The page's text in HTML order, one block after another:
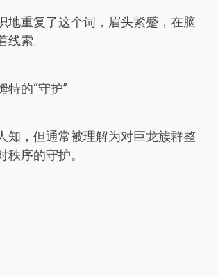
地重复了这个词，眉头紧蹙，在脑
线索。
特的“守护”
知，但通常被理解为对巨龙族群整
秩序的守护。